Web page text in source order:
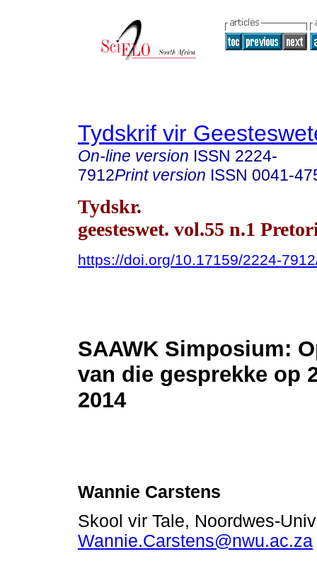
Tydskrif vir
On-line version ISSN 2224-
7912Print version ISSN 0041-
Tydskr.
geesteswet. vol.55 n.1
https://doi.org/10.17159/2224-
SAAWK Simposium:
van die gesprekke op
2014
Wannie Carstens
Skool vir Tale, Noordwes-
Wannie.Carstens@nwu.ac.za